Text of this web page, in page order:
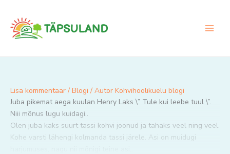
content
Lisa kommentaar / Blogi / Autor Kohvihoolikuelu blogi
Juba pikemat aega kuulan Henry Laks \” Tule kui leebe tuul \”.
Niii mõnus lugu kuidagi..
Olen juba kaks suurt tassi kohvi joonud ja tahaks veel ning veel.
Kohe varsti lähengi kolmanda tassi järele. Asi on muidugi